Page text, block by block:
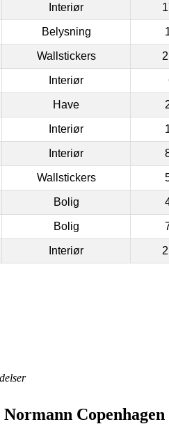
Interiør
Belysning
Wallstickers
Interiør
Have
Interiør
Interiør
Wallstickers
Bolig
Bolig
Interiør
Copenhagen